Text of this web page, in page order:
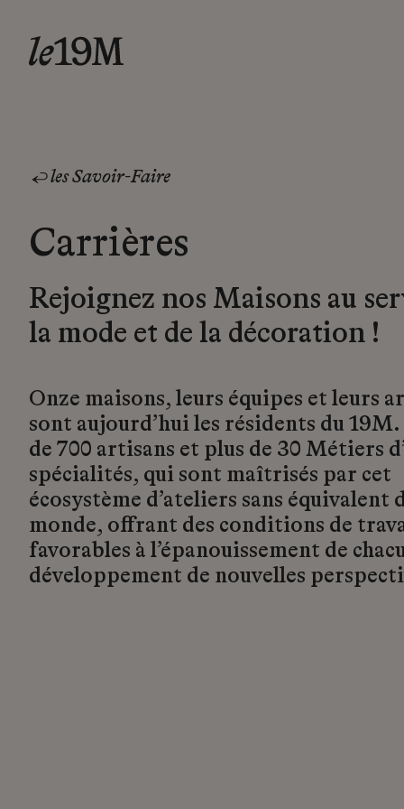
les Savoir-Faire
Carrières
Rejoignez nos Maisons au
la mode et de la décoration !
Onze maisons, leurs équipes et leurs
sont aujourd’hui les résidents du
de 700 artisans et plus de 30 Métiers
spécialités, qui sont maîtrisés par cet
écosystème d’ateliers sans équivalent
monde, offrant des conditions de
favorables à l’épanouissement de
développement de nouvelles